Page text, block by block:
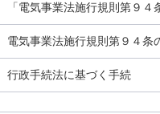
「電気事業法施行規則第９
電気事業法施行規則第９４条
行政手続法に基づく手続